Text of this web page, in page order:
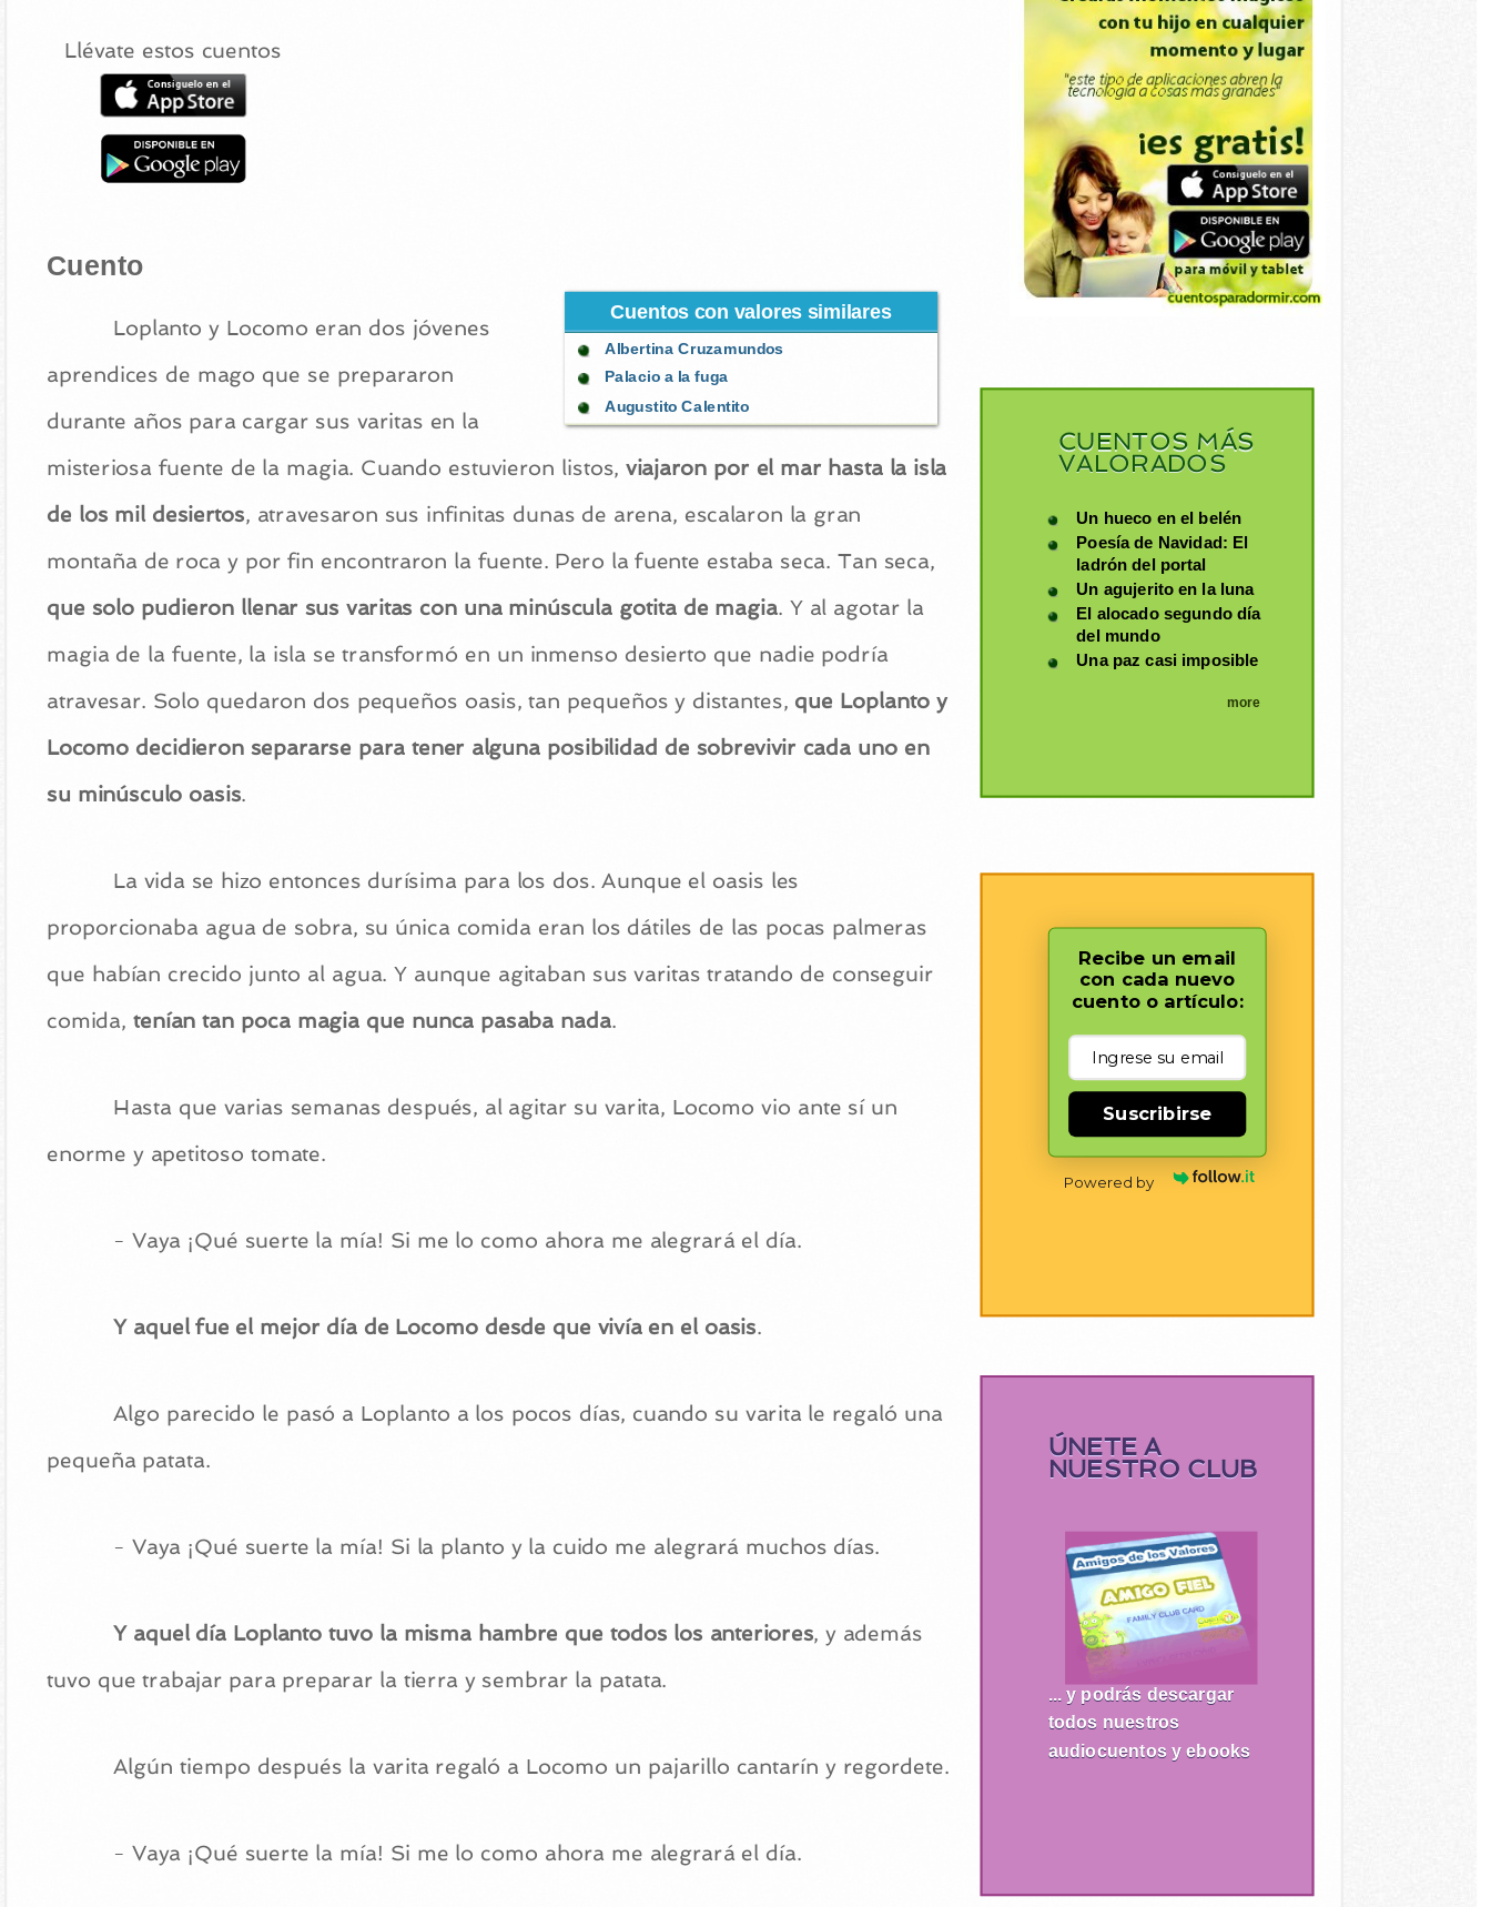
Llévate estos cuentos
Cuento
Cuentos con valores similares
Albertina Cruzamundos
Palacio a la fuga
Augustito Calentito
Loplanto y Locomo eran dos jóvenes
aprendices de mago que se prepararon
durante años para cargar sus varitas en la
misteriosa fuente de la magia. Cuando estuvieron listos, viajaron por el mar hasta la isla
de los mil desiertos, atravesaron sus infinitas dunas de arena, escalaron la gran
montaña de roca y por fin encontraron la fuente. Pero la fuente estaba seca. Tan seca,
que solo pudieron llenar sus varitas con una minúscula gotita de magia. Y al agotar la
magia de la fuente, la isla se transformó en un inmenso desierto que nadie podría
atravesar. Solo quedaron dos pequeños oasis, tan pequeños y distantes, que Loplanto y
Locomo decidieron separarse para tener alguna posibilidad de sobrevivir cada uno en
su minúsculo oasis.
La vida se hizo entonces durísima para los dos. Aunque el oasis les
proporcionaba agua de sobra, su única comida eran los dátiles de las pocas palmeras
que habían crecido junto al agua. Y aunque agitaban sus varitas tratando de conseguir
comida, tenían tan poca magia que nunca pasaba nada.
Hasta que varias semanas después, al agitar su varita, Locomo vio ante sí un
enorme y apetitoso tomate.
- Vaya ¡Qué suerte la mía! Si me lo como ahora me alegrará el día.
Y aquel fue el mejor día de Locomo desde que vivía en el oasis.
Algo parecido le pasó a Loplanto a los pocos días, cuando su varita le regaló una
pequeña patata.
- Vaya ¡Qué suerte la mía! Si la planto y la cuido me alegrará muchos días.
Y aquel día Loplanto tuvo la misma hambre que todos los anteriores, y además
tuvo que trabajar para preparar la tierra y sembrar la patata.
Algún tiempo después la varita regaló a Locomo un pajarillo cantarín y regordete.
- Vaya ¡Qué suerte la mía! Si me lo como ahora me alegrará el día.
CUENTOS MÁS
VALORADOS
Un hueco en el belén
Poesía de Navidad: El
ladrón del portal
Un agujerito en la luna
El alocado segundo día
del mundo
Una paz casi imposible
more
Recibe un email
con cada nuevo
cuento o artículo:
Suscribirse
Powered by
ÚNETE A
NUESTRO CLUB
... y podrás descargar
todos nuestros
audiocuentos y ebooks